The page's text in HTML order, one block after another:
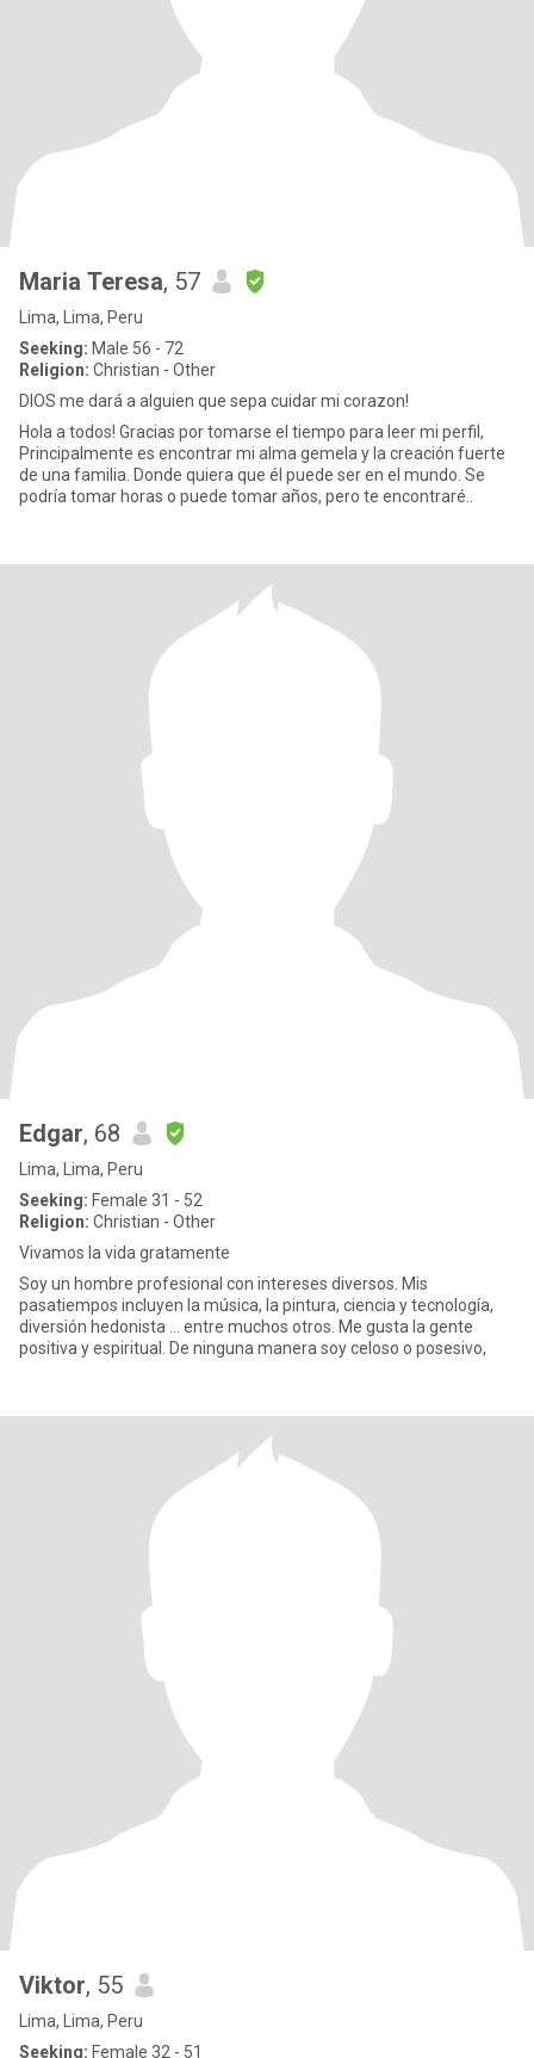
Maria Teresa, 57
Lima, Lima, Peru
Seeking: Male 56 - 72
Religion: Christian - Other
DIOS me dará a alguien que sepa cuidar mi corazon!
Hola a todos! Gracias por tomarse el tiempo para leer mi perfil,
Principalmente es encontrar mi alma gemela y la creación fuerte
de una familia. Donde quiera que él puede ser en el mundo. Se
podría tomar horas o puede tomar años, pero te encontraré..
Edgar, 68
Lima, Lima, Peru
Seeking: Female 31 - 52
Religion: Christian - Other
Vivamos la vida gratamente
Soy un hombre profesional con intereses diversos. Mis
pasatiempos incluyen la música, la pintura, ciencia y tecnología,
diversión hedonista ... entre muchos otros. Me gusta la gente
positiva y espiritual. De ninguna manera soy celoso o posesivo,
Viktor, 55
Lima, Lima, Peru
Seeking: Female 32 - 51